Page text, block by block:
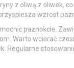
z oliwą z oliwek,
wzrost
paznokcie.
Warto wcierać
Regularne